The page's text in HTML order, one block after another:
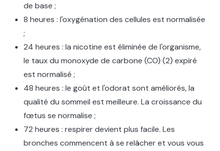
de base ;
8 heures : l'oxygénation des cellules est normalisée
;
24 heures : la nicotine est éliminée de l'organisme,
le taux du monoxyde de carbone (CO) (2) expiré
est normalisé ;
48 heures : le goût et l'odorat sont améliorés, la
qualité du sommeil est meilleure. La croissance du
fœtus se normalise ;
72 heures : respirer devient plus facile. Les
bronches commencent à se relâcher et vous vous